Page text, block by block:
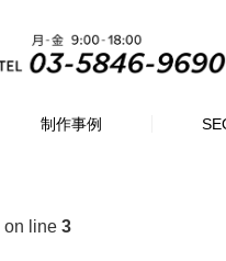
制作事例
on line 3